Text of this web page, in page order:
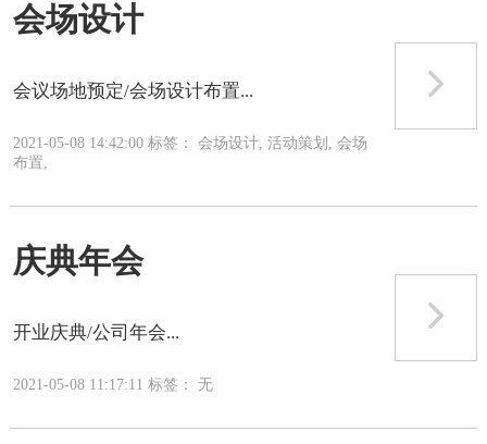
会场设计
会议场地预定/会场设计布置...
2021-05-08 14:42:00 标签： 会场设计, 活动策划, 会场
布置,
庆典年会
开业庆典/公司年会...
2021-05-08 11:17:11 标签： 无